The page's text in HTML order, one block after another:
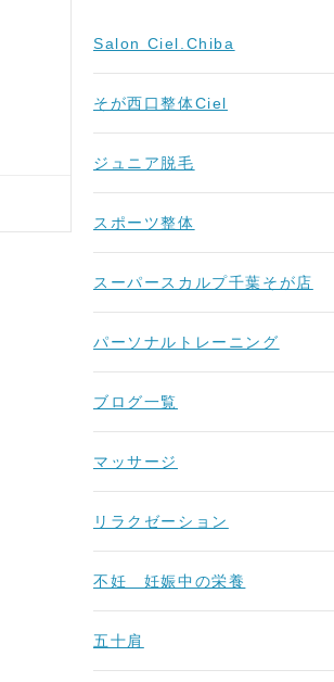
Salon Ciel.Chiba
そが西口整体Ciel
ジュニア脱毛
スポーツ整体
スーパースカルプ千葉そが店
パーソナルトレーニング
ブログ一覧
マッサージ
リラクゼーション
不妊 妊娠中の栄養
五十肩